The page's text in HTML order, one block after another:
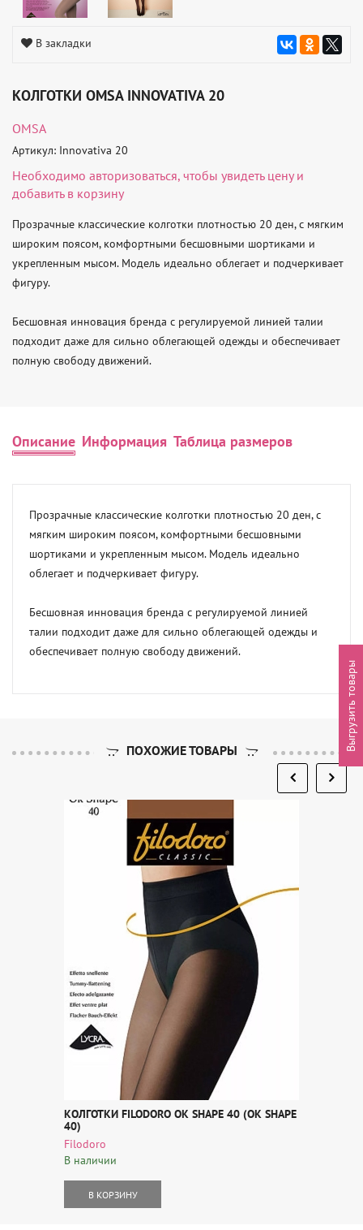
В закладки
КОЛГОТКИ OMSA INNOVATIVA 20
OMSA
Артикул: Innovativa 20
Необходимо авторизоваться, чтобы увидеть цену и
добавить в корзину
Прозрачные классические колготки плотностью 20 ден, с мягким
широким поясом, комфортными бесшовными шортиками и
укрепленным мысом. Модель идеально облегает и подчеркивает
фигуру.
Бесшовная инновация бренда с регулируемой линией талии
подходит даже для сильно облегающей одежды и обеспечивает
полную свободу движений.
Описание Информация Таблица размеров
Прозрачные классические колготки плотностью 20 ден, с
мягким широким поясом, комфортными бесшовными
шортиками и укрепленным мысом. Модель идеально
облегает и подчеркивает фигуру.
Бесшовная инновация бренда с регулируемой линией
талии подходит даже для сильно облегающей одежды и
обеспечивает полную свободу движений.
ПОХОЖИЕ ТОВАРЫ
КОЛГОТКИ FILODORO OK SHAPE 40 (OK SHAPE
40)
Filodoro
В наличии
В КОРЗИНУ
Выгрузить товары